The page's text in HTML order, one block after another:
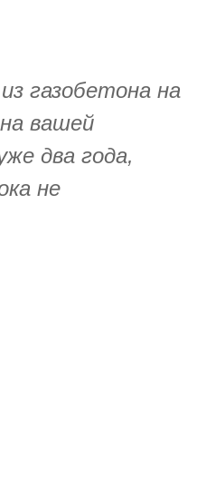
газобетона на
вашей
два года,
не